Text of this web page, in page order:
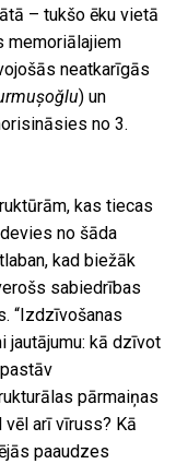
– tukšo ēku vietā
memoriālajiem
neatkarīgās
) un
no 3.
kas tiecas
no šāda
kad biežāk
sabiedrības
“Izdzīvošanas
jautājumu: kā dzīvot
pārmaiņas
vēl arī vīruss? Kā
paaudzes